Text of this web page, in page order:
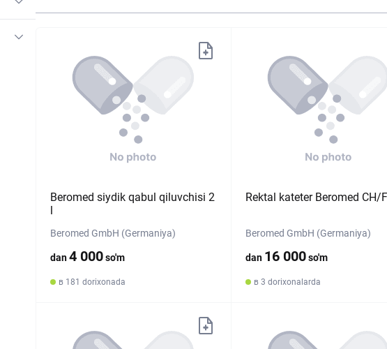
Beromed siydik qabul qiluvchisi 2
l
Beromed GmbH (Germaniya)
dan4 000so'm
в 181 dorixonada
Rektal kateter Beromed CH/
Beromed GmbH (Germaniya)
dan 16 000so'm
в 3 dorixonalarda